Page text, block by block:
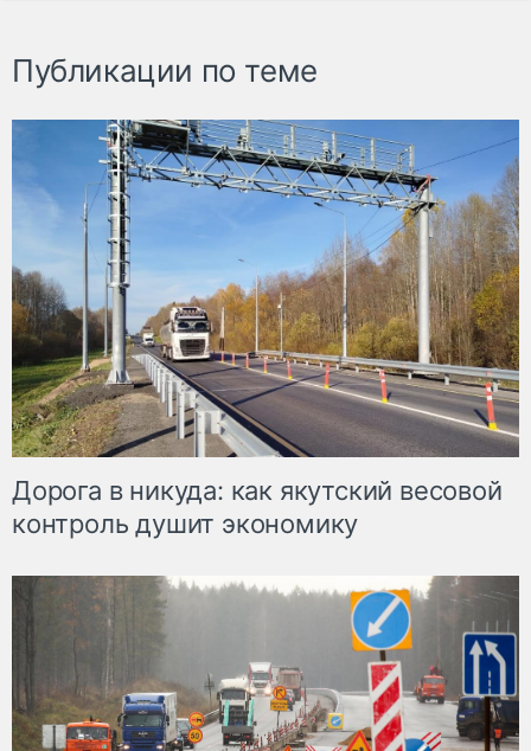
Публикации по теме
Дорога в никуда: как якутский весовой
контроль душит экономику